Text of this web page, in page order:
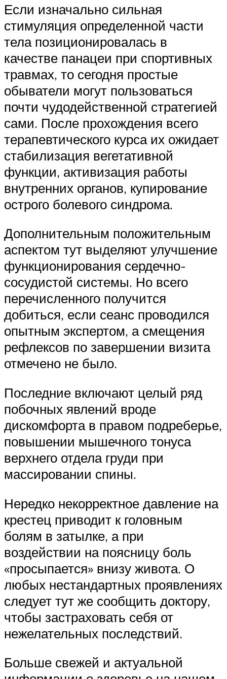
Если изначально сильная
стимуляция определенной части
тела позиционировалась в
качестве панацеи при спортивных
травмах, то сегодня простые
обыватели могут пользоваться
почти чудодейственной стратегией
сами. После прохождения всего
терапевтического курса их ожидает
стабилизация вегетативной
функции, активизация работы
внутренних органов, купирование
острого болевого синдрома.
Дополнительным положительным
аспектом тут выделяют улучшение
функционирования сердечно-
сосудистой системы. Но всего
перечисленного получится
добиться, если сеанс проводился
опытным экспертом, а смещения
рефлексов по завершении визита
отмечено не было.
Последние включают целый ряд
побочных явлений вроде
дискомфорта в правом подреберье,
повышении мышечного тонуса
верхнего отдела груди при
массировании спины.
Нередко некорректное давление на
крестец приводит к головным
болям в затылке, а при
воздействии на поясницу боль
«просыпается» внизу живота. О
любых нестандартных проявлениях
следует тут же сообщить доктору,
чтобы застраховать себя от
нежелательных последствий.
Больше свежей и актуальной